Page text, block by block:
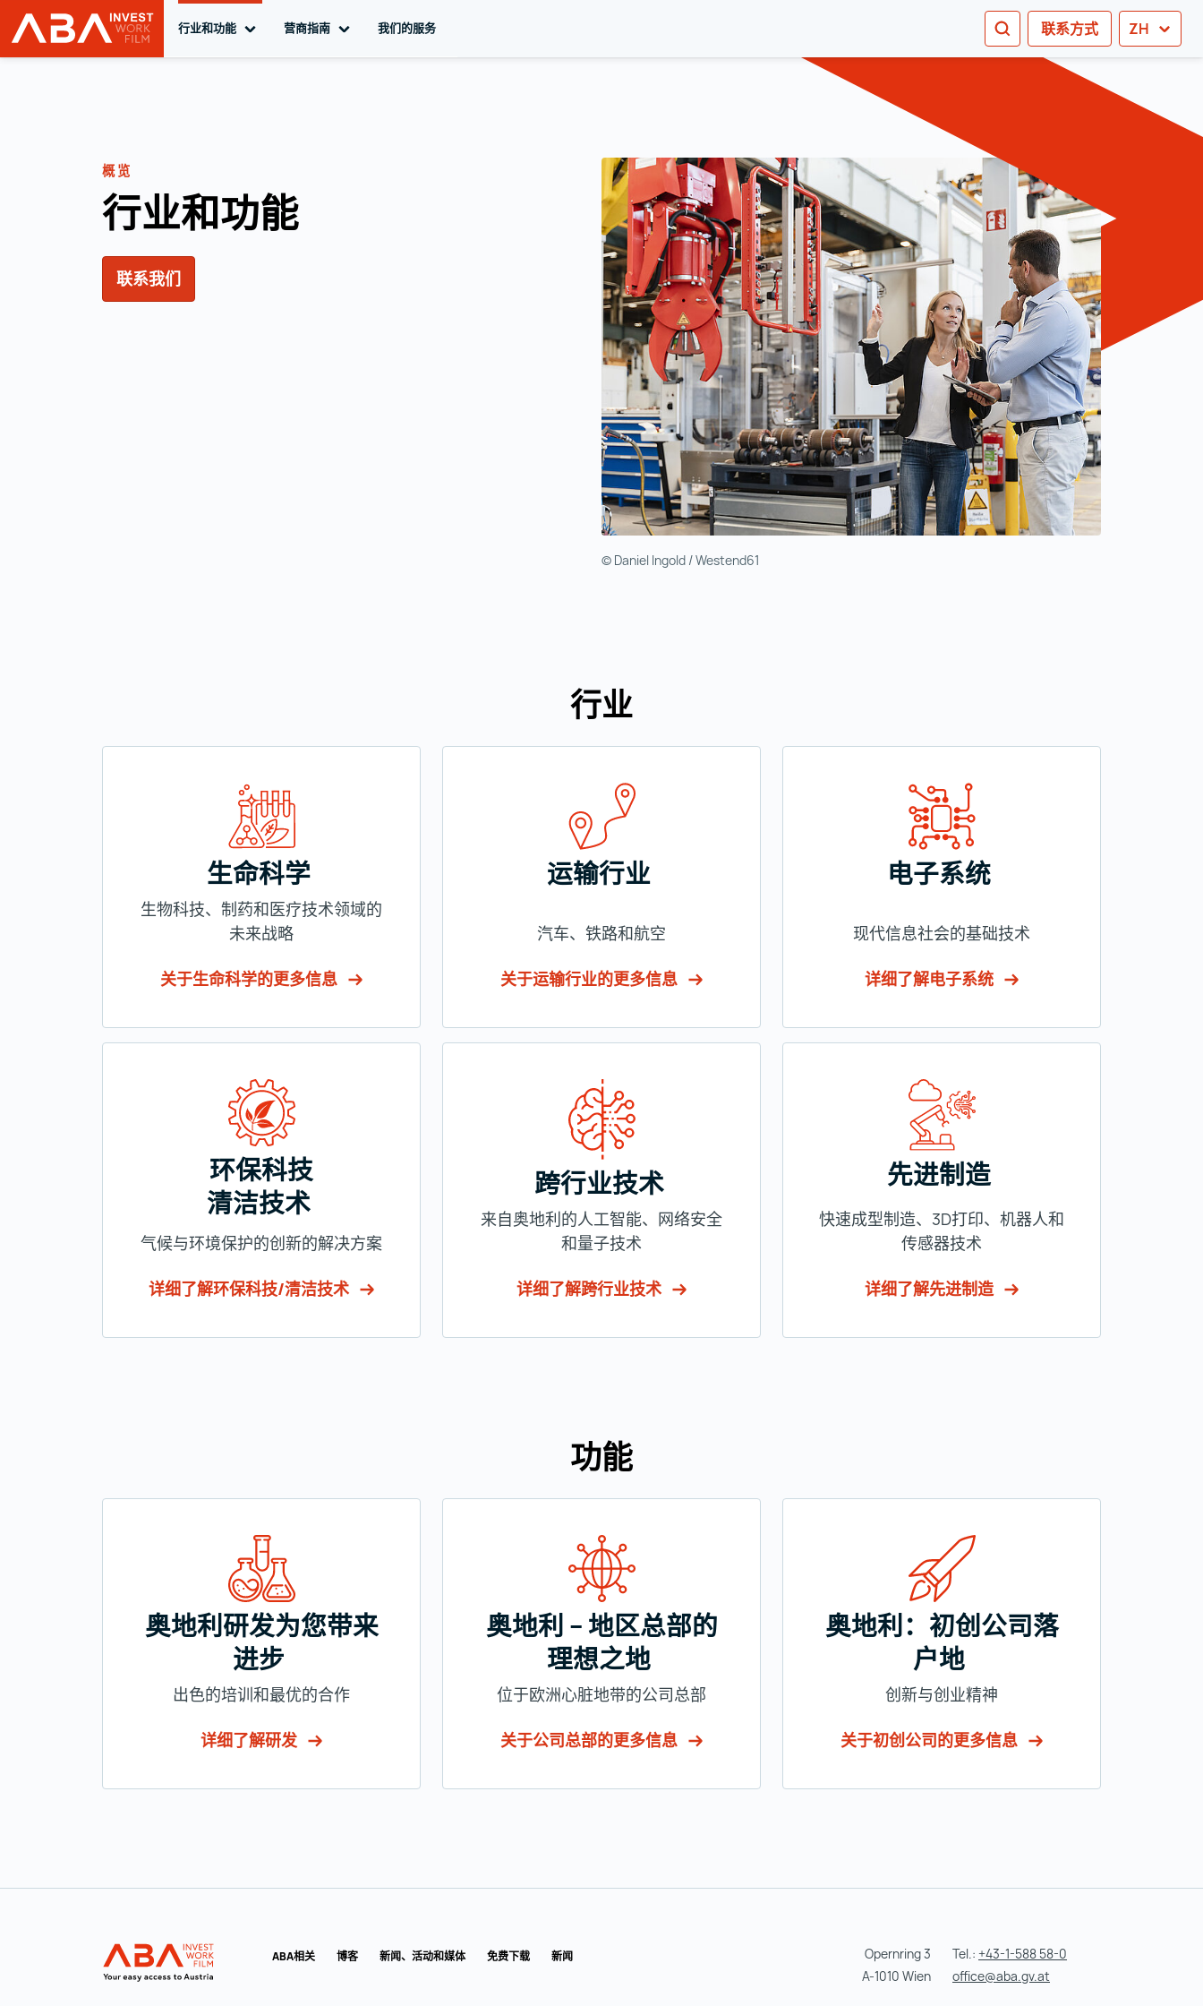
INVEST in AUSTRIA
行业和功能 切换子导航
营商指南 切换子导航
我们的服务 搜索 联系方式 ZH
© Daniel Ingold / Westend61
概览
行业和功能
联系我们
行业
生命科学
生物科技、制药和医疗技术领域的
未来战略
关于生命科学的更多信息
运输行业
汽车、铁路和航空
关于运输行业的更多信息
电子系统
现代信息社会的基础技术
详细了解电子系统
环保科技
清洁技术
气候与环境保护的创新的解决方案
详细了解环保科技/清洁技术
跨行业技术
来自奥地利的人工智能、网络安全
和量子技术
详细了解跨行业技术
先进制造
快速成型制造、3D打印、机器人和
传感器技术
详细了解先进制造
功能
奥地利研发为您带来
进步
出色的培训和最优的合作
详细了解研发
奥地利 – 地区总部的
理想之地
位于欧洲心脏地带的公司总部
关于公司总部的更多信息
奥地利：初创公司落
户地
创新与创业精神
关于初创公司的更多信息
INVEST in AUSTRIA
ABA相关 博客 新闻、活动和媒体 免费下载 新闻
Opernring 3
A-1010 Wien
Tel.: +43-1-588 58-0
office@aba.gv.at